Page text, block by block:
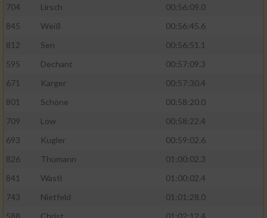
704
Lirsch
00:56:09.0
845
Weiß
00:56:45.6
812
Sen
00:56:51.1
595
Dechant
00:57:09.3
671
Karger
00:57:30.4
801
Schöne
00:58:20.0
709
Löw
00:58:22.4
693
Kugler
00:59:02.6
826
Thumann
01:00:02.3
841
Wastl
01:00:02.4
743
Nietfeld
01:01:28.0